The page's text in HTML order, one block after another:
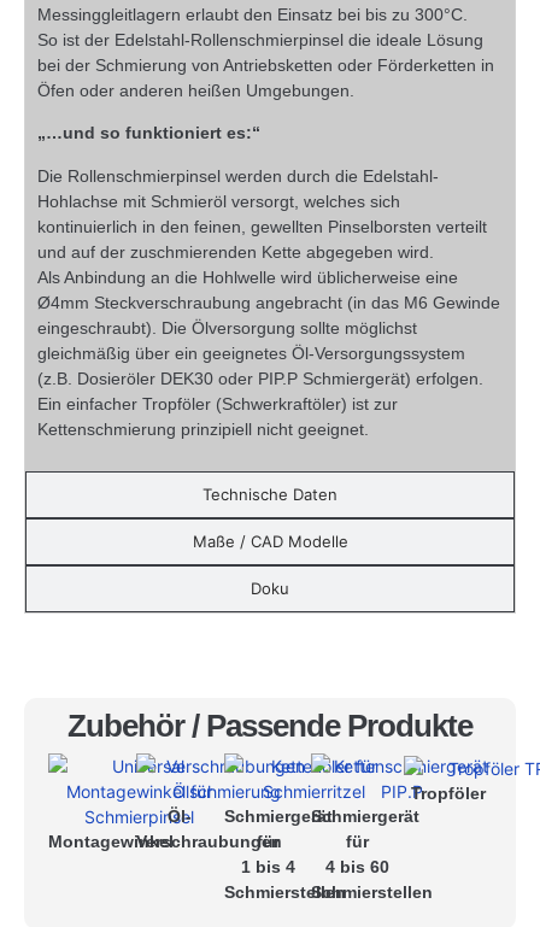
Technische Daten
Maße / CAD Modelle
Doku
Messinggleitlagern erlaubt den Einsatz bei bis zu 300°C.
So ist der Edelstahl-Rollenschmierpinsel die ideale Lösung
bei der Schmierung von Antriebsketten oder Förderketten in
Öfen oder anderen heißen Umgebungen.
„…und so funktioniert es:“
Die Rollenschmierpinsel werden durch die Edelstahl-
Hohlachse mit Schmieröl versorgt, welches sich
kontinuierlich in den feinen, gewellten Pinselborsten verteilt
und auf der zuschmierenden Kette abgegeben wird.
Als Anbindung an die Hohlwelle wird üblicherweise eine
Ø4mm Steckverschraubung angebracht (in das M6 Gewinde
eingeschraubt). Die Ölversorgung sollte möglichst
gleichmäßig über ein geeignetes Öl-Versorgungssystem
(z.B. Dosieröler DEK30 oder PIP.P Schmiergerät) erfolgen.
Ein einfacher Tropföler (Schwerkraftöler) ist zur
Kettenschmierung prinzipiell nicht geeignet.
Zubehör / Passende Produkte
Montagewinkel
Öl-
Verschraubungen
Schmiergerät
für
1 bis 4
Schmierstellen
Schmiergerät
für
4 bis 60
Schmierstellen
Tropföler